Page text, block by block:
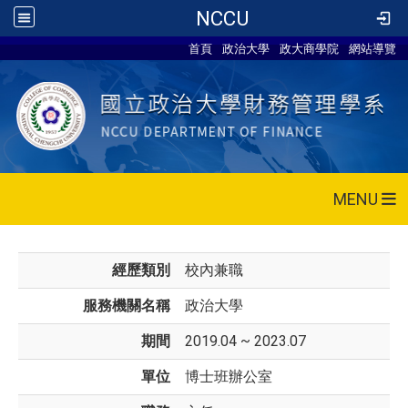
NCCU
首頁 政治大學 政大商學院 網站導覽
MENU
經歷類別 校內兼職
服務機關名稱 政治大學
期間 2019.04 ~ 2023.07
單位 博士班辦公室